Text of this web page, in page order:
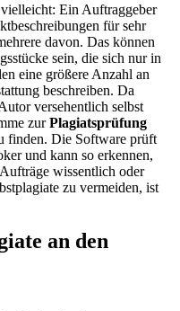
Ein Auftraggeber
für sehr
davon. Das können
sein, die sich nur in
eine größere Anzahl an
beschreiben. Da
versehentlich selbst
zurPlagiatsprüfung
finden. Die Software prüft
und kann so erkennen,
wissentlich oder
zu vermeiden, ist
an den